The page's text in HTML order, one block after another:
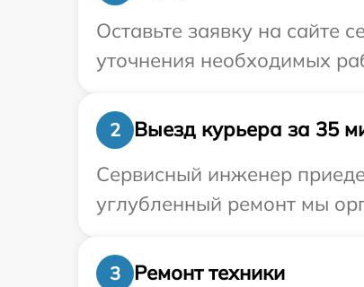
Оставьте заявку на сайте
уточнения необходимых
2
Выезд курьера за 35
Сервисный инженер
углубленный ремонт мы
3
Ремонт техники